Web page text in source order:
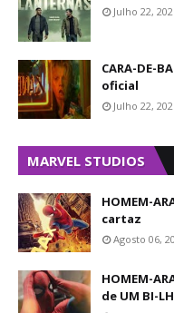
Julho 22,
CARA-DE-
oficial
Julho 22,
MARVEL STUDIOS
HOMEM-
cartaz
Agosto 06,
HOMEM-
de UM BI-